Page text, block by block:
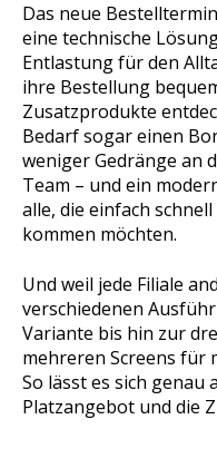
Das neue
eine technische
Entlastung für den
ihre Bestellung
Zusatzprodukte
Bedarf sogar einen
weniger Gedränge an
Team – und ein
alle, die einfach
kommen möchten.
Und weil jede Filiale
verschiedenen
Variante bis hin zur
mehreren Screens für
So lässt es sich genau
Platzangebot und die